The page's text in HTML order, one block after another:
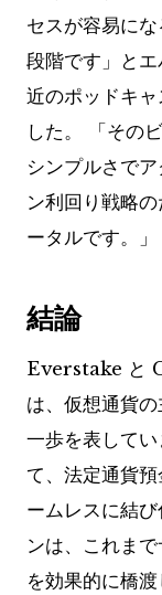
セスが容易に
段階です」と
近のポッドキ
した。 「その
シンプルさで
ン利回り戦略
ータルです。」
結論
Everstake と
は、仮想通貨
一歩を表して
て、法定通貨
ームレスに結
ンは、これま
を効果的に橋